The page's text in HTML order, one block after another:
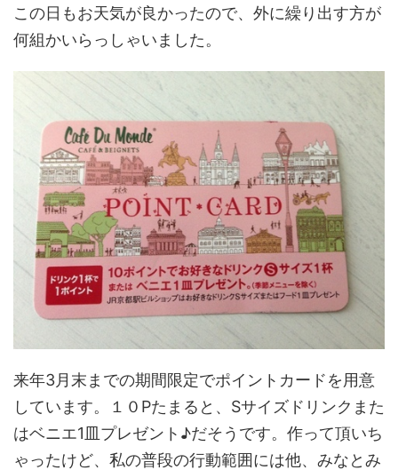
この日もお天気が良かったので、外に繰り出す方が
何組かいらっしゃいました。
来年3月末までの期間限定でポイントカードを用意
しています。１０Pたまると、Sサイズドリンクまた
はベニエ1皿プレゼント♪だそうです。作って頂いち
ゃったけど、私の普段の行動範囲には他、みなとみ